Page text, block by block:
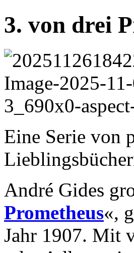
3. von drei
Eine Serie von
André Gides
Prometheus«,
Jahr 1907. Mit